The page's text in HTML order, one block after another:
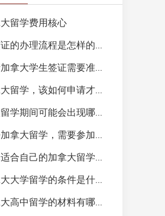
留学费用核心
的办理流程是怎样的呢？
学生签证需要准备哪些文件呢？
如何申请才能成功拿到加拿大学生签证呢？
出现哪些紧急情况，具体该如何去处理这些紧急情况呢？
要参加哪些语言考试，达到什么水平才能申请呢？
己的加拿大留学院校和专业呢？
么，如何申请加拿大大学留学，留学的费用及签证申请流程是什么？
的材料有哪些，具体都包含哪些方面呢？